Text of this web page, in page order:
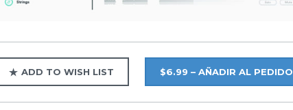
ADD TO WISH LIST $6.99 – AÑADIR AL PEDIDO